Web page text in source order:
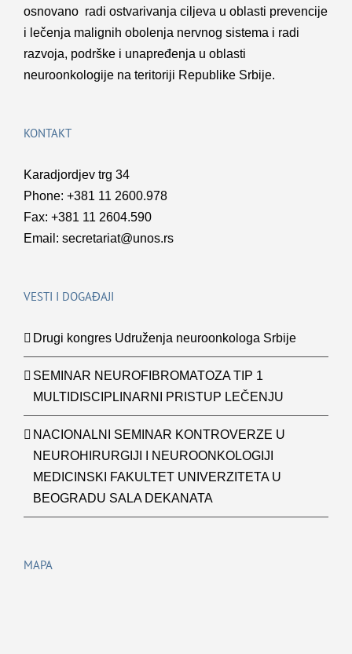
osnovano radi ostvarivanja cilјeva u oblasti prevencije
i lečenja malignih obolenja nervnog sistema i radi
razvoja, podrške i unapređenja u oblasti
neuroonkologije na teritoriji Republike Srbije.
KONTAKT
Karadjordjev trg 34
Phone: +381 11 2600.978
Fax: +381 11 2604.590
Email: secretariat@unos.rs
VESTI I DOGAĐAJI
Drugi kongres Udruženja neuroonkologa Srbije
SEMINAR NEUROFIBROMATOZA TIP 1
MULTIDISCIPLINARNI PRISTUP LEČENJU
NACIONALNI SEMINAR KONTROVERZE U
NEUROHIRURGIJI I NEUROONKOLOGIJI
MEDICINSKI FAKULTET UNIVERZITETA U
BEOGRADU SALA DEKANATA
MAPA